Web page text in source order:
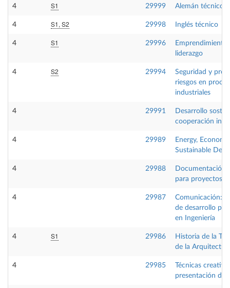
4 S1 29999 Alemán técnico
4 S1, S2 29998 Inglés técnico
4 S1 29996
Emprendimiento
liderazgo
4 S2 29994
Seguridad y
riesgos en
industriales
4 29991
Desarrollo
cooperación
4 29989
Energy,
Sustainable
4 29988
Documentación
para proyectos
4 29987
de desarrollo
en Ingeniería
4 S1 29986
Historia de la
de la
4 29985
Técnicas
presentación de